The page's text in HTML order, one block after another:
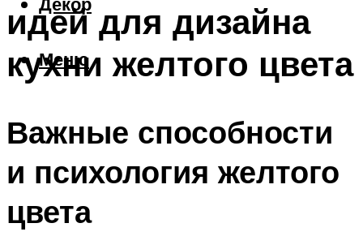
Меню
идей для дизайна
кухни желтого цвета
Важные способности
и психология желтого
цвета